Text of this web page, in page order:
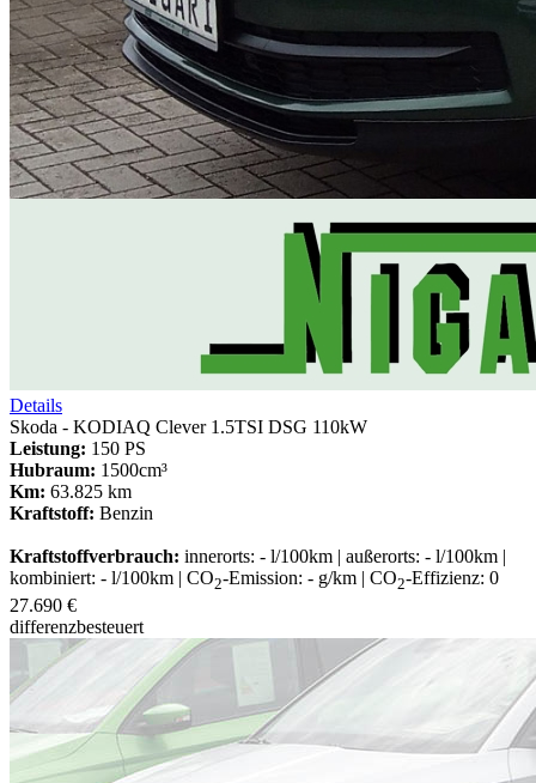
Details
Skoda - KODIAQ Clever 1.5TSI DSG 110kW
Leistung: 150 PS
Hubraum: 1500cm³
Km: 63.825 km
Kraftstoff: Benzin
Kraftstoffverbrauch: innerorts: - l/100km | außerorts: - l/100km |
kombiniert: - l/100km | CO2-Emission: - g/km | CO2-Effizienz: 0
27.690 €
differenzbesteuert